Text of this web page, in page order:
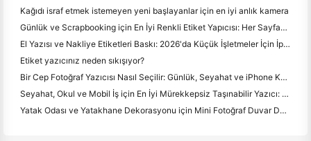
Kağıdı israf etmek istemeyen yeni başlayanlar için en iyi anlık kamera
Günlük ve Scrapbooking için En İyi Renkli Etiket Yapıcısı: Her Sayfaya Daha Fazla Renk Ekle
El Yazısı ve Nakliye Etiketleri Baskı: 2026'da Küçük İşletmeler İçin İpuçları
Etiket yazıcınız neden sıkışıyor?
Bir Cep Fotoğraf Yazıcısı Nasıl Seçilir: Günlük, Seyahat ve iPhone Kullanıcıları için Tam Bir Kılavuz
Seyahat, Okul ve Mobil İş için En İyi Mürekkepsiz Taşınabilir Yazıcı: Hanin MT620 Pro İnceleme
Yatak Odası ve Yatakhane Dekorasyonu için Mini Fotoğraf Duvar Düzenleme Fikirleri ve İpuçları